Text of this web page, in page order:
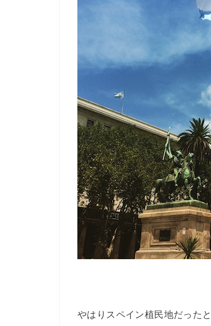
やはりスペイン植民地だった